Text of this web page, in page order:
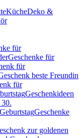
KücheDeko &
für
Geschenke für
für
beste Freundin
für
Geschenkideen
Geschenke
zur goldenen